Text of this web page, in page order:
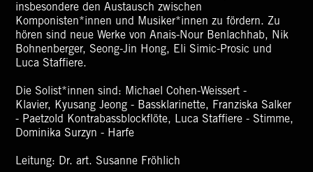
insbesondere den Austausch zwischen
Komponisten*innen und Musiker*innen zu fördern. Zu
hören sind neue Werke von Anais-Nour Benlachhab, Nik
Bohnenberger, Seong-Jin Hong, Eli Simic-Prosic und
Luca Staffiere.
Die Solist*innen sind: Michael Cohen-Weissert -
Klavier, Kyusang Jeong - Bassklarinette, Franziska Salker
- Paetzold Kontrabassblockflöte, Luca Staffiere - Stimme,
Dominika Surzyn - Harfe
Leitung: Dr. art. Susanne Fröhlich